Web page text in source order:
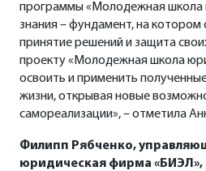
программы «Молодежная школа
знания – фундамент, на котором
принятие решений и защита
проекту «Молодежная школа
освоить и применить
жизни, открывая новые
самореализации», – отметила
Филипп Рябченко,
юридическая фирма